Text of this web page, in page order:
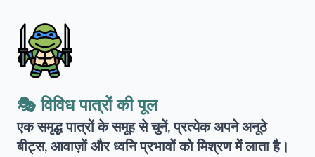
🎭 विविध पात्रों की पूल
एक समृद्ध पात्रों के समूह से चुनें, प्रत्येक अपने अनूठे
बीट्स, आवाज़ों और ध्वनि प्रभावों को मिश्रण में लाता है।